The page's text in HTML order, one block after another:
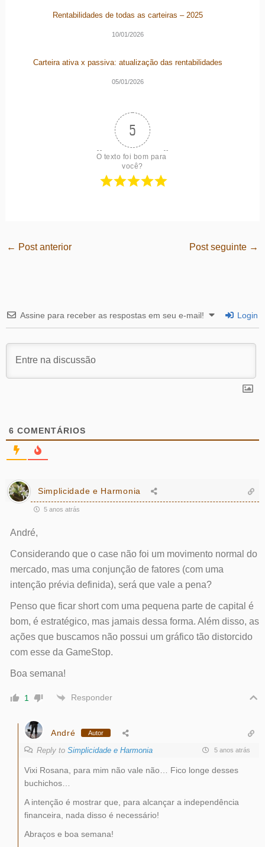
Rentabilidades de todas as carteiras – 2025
10/01/2026
Carteira ativa x passiva: atualização das rentabilidades
05/01/2026
5
O texto foi bom para
você?
← Post anterior Post seguinte →
Assine para receber as respostas em seu e-mail! Login
6 COMENTÁRIOS
Simplicidade e Harmonia
5 anos atrás
André,
Considerando que o case não foi um movimento normal do
mercado, mas uma conjunção de fatores (com uma
intenção prévia definida), será que vale a pena?
Penso que ficar shortcom uma pequena parte de capital é
bom, é estratégico, mas jamais dessa forma. Além disso, as
ações que buscamos não possui um gráfico tão distorcido
com esse da GameStop.
Boa semana!
1 Responder
André Autor
Reply to Simplicidade e Harmonia 5 anos atrás
Vixi Rosana, para mim não vale não… Fico longe desses
buchichos…
A intenção é mostrar que, para alcançar a independência
financeira, nada disso é necessário!
Abraços e boa semana!